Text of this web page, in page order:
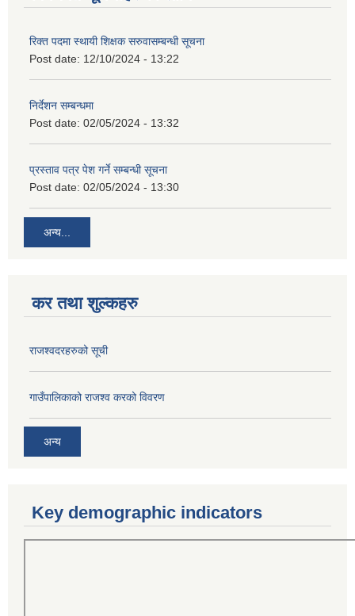
रिक्त पदमा स्थायी शिक्षक सरुवासम्बन्धी सूचना
Post date: 12/10/2024 - 13:22
निर्देशन सम्बन्धमा
Post date: 02/05/2024 - 13:32
प्रस्ताव पत्र पेश गर्ने सम्बन्धी सूचना
Post date: 02/05/2024 - 13:30
अन्य...
कर तथा शुल्कहरु
राजश्वदरहरुको सूची
गाउँपालिकाको राजश्व करको विवरण
अन्य
Key demographic indicators